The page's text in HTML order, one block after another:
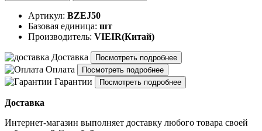
Артикул: BZEJ50
Базовая единица: шт
Производитель: VIEIR(Китай)
Доставка Посмотреть подробнее
Оплата Посмотреть подробнее
Гарантии Посмотреть подробнее
Доставка
Интернет-магазин выполняет доставку любого товара своей